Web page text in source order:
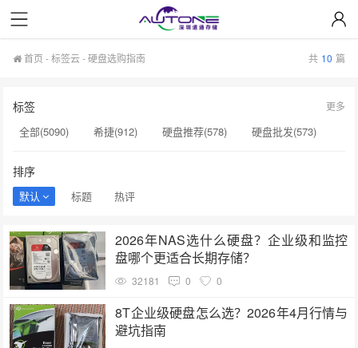
首页 -标签云- 硬盘选购指南 共 10 篇
标签
全部(5090) 希捷(912) 硬盘推荐(578)
硬盘批发(573)
硬盘采购(474)
希捷硬盘(471)
企业级NAS存储(189)
硬盘价格(164)
硬盘寿命(160)
二手硬盘(153)
硬盘代理商(153)
英特尔(153)
SSD(152)
西数硬盘(152) 硬盘容量(151)
更多
排序
默认 标题 热评
2026年NAS选什么硬盘？企业级和监控
盘哪个更适合长期存储？
32181 0 0
8T企业级硬盘怎么选？2026年4月行情与
避坑指南